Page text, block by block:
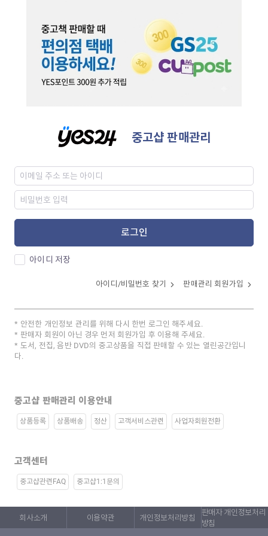
중고샵 판매관리
로그인
아이디 저장
아이디/비밀번호 찾기 판매관리 회원가입
안전한 개인정보 관리를 위해 다시 한번 로그인 해주세요.
판매자 회원이 아닌 경우 먼저 회원가입 후 이용해 주세요.
도서, 전집, 음반 DVD의 중고상품을 직접 판매할 수 있는 열린공간입니
다.
중고샵 판매관리 이용안내
상품등록 상품배송 정산 고객서비스관련 사업자회원전환
고객센터
중고샵관련FAQ 중고샵1:1문의
회사소개 이용약관 개인정보처리방침
판매자 개인정보처리
방침